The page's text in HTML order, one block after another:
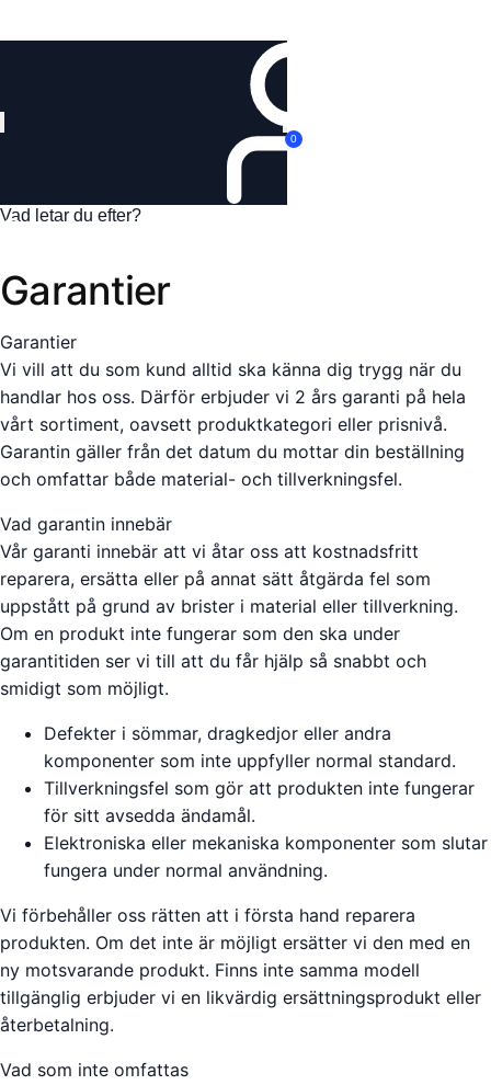
0
Garantier
Garantier
Vi vill att du som kund alltid ska känna dig trygg när du
handlar hos oss. Därför erbjuder vi 2 års garanti på hela
vårt sortiment, oavsett produktkategori eller prisnivå.
Garantin gäller från det datum du mottar din beställning
och omfattar både material- och tillverkningsfel.
Vad garantin innebär
Vår garanti innebär att vi åtar oss att kostnadsfritt
reparera, ersätta eller på annat sätt åtgärda fel som
uppstått på grund av brister i material eller tillverkning.
Om en produkt inte fungerar som den ska under
garantitiden ser vi till att du får hjälp så snabbt och
smidigt som möjligt.
Defekter i sömmar, dragkedjor eller andra
komponenter som inte uppfyller normal standard.
Tillverkningsfel som gör att produkten inte fungerar
för sitt avsedda ändamål.
Elektroniska eller mekaniska komponenter som slutar
fungera under normal användning.
Vi förbehåller oss rätten att i första hand reparera
produkten. Om det inte är möjligt ersätter vi den med en
ny motsvarande produkt. Finns inte samma modell
tillgänglig erbjuder vi en likvärdig ersättningsprodukt eller
återbetalning.
Vad som inte omfattas